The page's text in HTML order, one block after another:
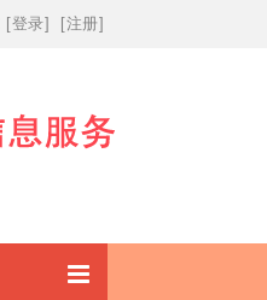
[登录] [注册]